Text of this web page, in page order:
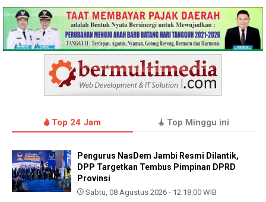
Top 24 Jam Top Minggu ini
Pengurus NasDem Jambi Resmi Dilantik,
DPP Targetkan Tembus Pimpinan DPRD
Provinsi
Sabtu, 08 Agustus 2026 - 12:18:00 WIB